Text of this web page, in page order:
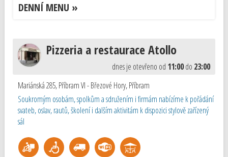
DENNÍ MENU »
Pizzeria a restaurace Atollo
dnes je otevřeno od 11:00do 23:00
Mariánská 285, Příbram VI - Březové Hory,Příbram
Soukromým osobám, spolkům a sdružením i firmám nabízíme k pořádání
svateb, oslav, rautů, školení i dalším aktivitám k dispozici stylově zařízený
sál